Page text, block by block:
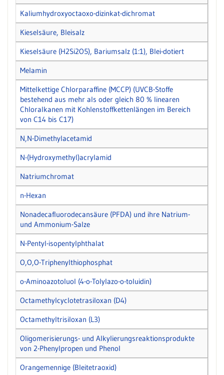
Kaliumhydroxyoctaoxo-dizinkat-dichromat
Kieselsäure, Bleisalz
Kieselsäure (H2Si2O5), Bariumsalz (1:1), Blei-dotiert
Melamin
Mittelkettige Chlorparaffine (MCCP) (UVCB-Stoffe
bestehend aus mehr als oder gleich 80 % linearen
Chloralkanen mit Kohlenstoffkettenlängen im Bereich
von C14 bis C17)
N,N-Dimethylacetamid
N-(Hydroxymethyl)acrylamid
Natriumchromat
n-Hexan
Nonadecafluorodecansäure (PFDA) und ihre Natrium-
und Ammonium-Salze
N-Pentyl-isopentylphthalat
O,O,O-Triphenylthiophosphat
o-Aminoazotoluol (4-o-Tolylazo-o-toluidin)
Octamethylcyclotetrasiloxan (D4)
Octamethyltrisiloxan (L3)
Oligomerisierungs- und Alkylierungsreaktionsprodukte
von 2-Phenylpropen und Phenol
Orangemennige (Bleitetraoxid)